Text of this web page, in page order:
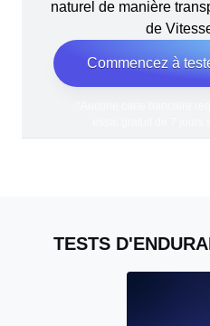
naturel de manière
de
Commencez à
TESTS